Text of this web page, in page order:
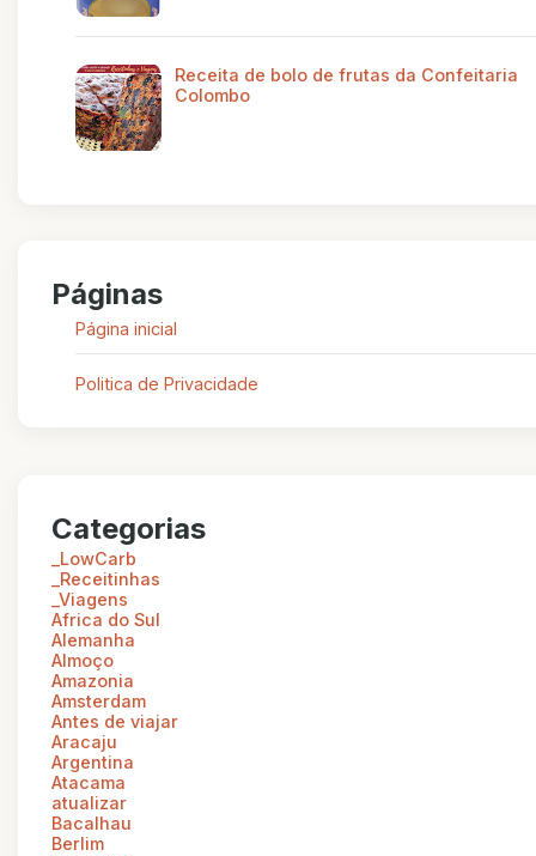
Receita de bolo de frutas da Confeitaria
Colombo
Páginas
Página inicial
Politica de Privacidade
Categorias
_LowCarb
_Receitinhas
_Viagens
Africa do Sul
Alemanha
Almoço
Amazonia
Amsterdam
Antes de viajar
Aracaju
Argentina
Atacama
atualizar
Bacalhau
Berlim